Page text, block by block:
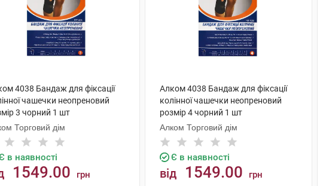
4038 Бандаж для фіксації
чашечки неопреновий
3 чорний 1 шт
Торговий дім
в наявності
1549.00 грн
Алком 4038 Бандаж для фіксації
колінної чашечки неопреновий
розмір 4 чорний 1 шт
Алком Торговий дім
Є в наявності
від 1549.00 грн